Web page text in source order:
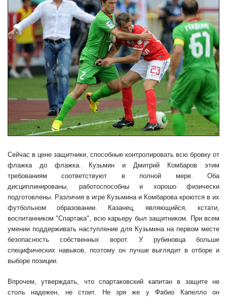
Сейчас в цене защитники, способные контролировать всю бровку от
флажка до флажка. Кузьмин и Дмитрий Комбаров этим
требованиям соответствуют в полной мере. Оба
дисциплинированы, работоспособны и хорошо физически
подготовлены. Различия в игре Кузьмина и Комбарова кроются в их
футбольном образовании. Казанец, являющийся, кстати,
воспитанником "Спартака", всю карьеру был защитником. При всем
умении поддерживать наступление для Кузьмина на первом месте
безопасность собственных ворот. У рубиновца больше
специфических навыков, поэтому он лучше выглядит в отборе и
выборе позиции.
Впрочем, утверждать, что спартаковский капитан в защите не
столь надежен, не стоит. Не зря же у Фабио Капелло он